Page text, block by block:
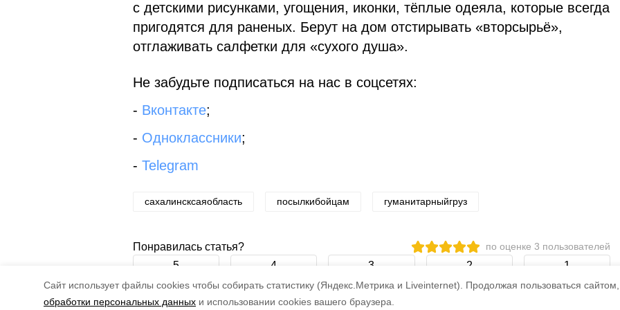
Cайт использует файлы cookies чтобы собирать статистику (Яндекс.Метрика и Liveinternet).
Продолжая пользоваться
обработки персональных данных и использовании cookies вашего браузера.
с детскими рисунками, угощения, иконки, тёплые одеяла, которые всегда
пригодятся для раненых. Берут на дом отстирывать «вторсырьё»,
отглаживать салфетки для «сухого душа».
Не забудьте подписаться на нас в соцсетях:
- Вконтакте;
- Одноклассники;
- Telegram
сахалинсксаяобласть посылкибойцам гуманитарныйгруз
Понравилась статья? по оценке 3 пользователей
5 4 3 2 1